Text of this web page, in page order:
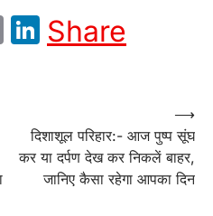
EmailLinkedIn
Share
दिशाशूल परिहार:- आज पुष्प सूंघ
कर या दर्पण देख कर निकलें बाहर,
जानिए कैसा रहेगा आपका दिन
⟶